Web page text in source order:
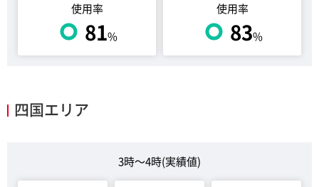
使用率
81%
使用率
83%
四国エリア
3時～4時(実績値)